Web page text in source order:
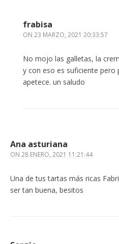
frabisa
ON 23 MARZO, 2021 20:33:57
No mojo las galletas, la
y con eso es suficiente pero
apetece. un saludo
Ana asturiana
ON 28 ENERO, 2021 11:21:44
Una de tus tartas más ricas
ser tan buena, besitos